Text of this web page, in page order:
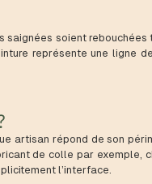
soient
représente une ligne
artisan répond de son
de colle par exemple,
l’interface.